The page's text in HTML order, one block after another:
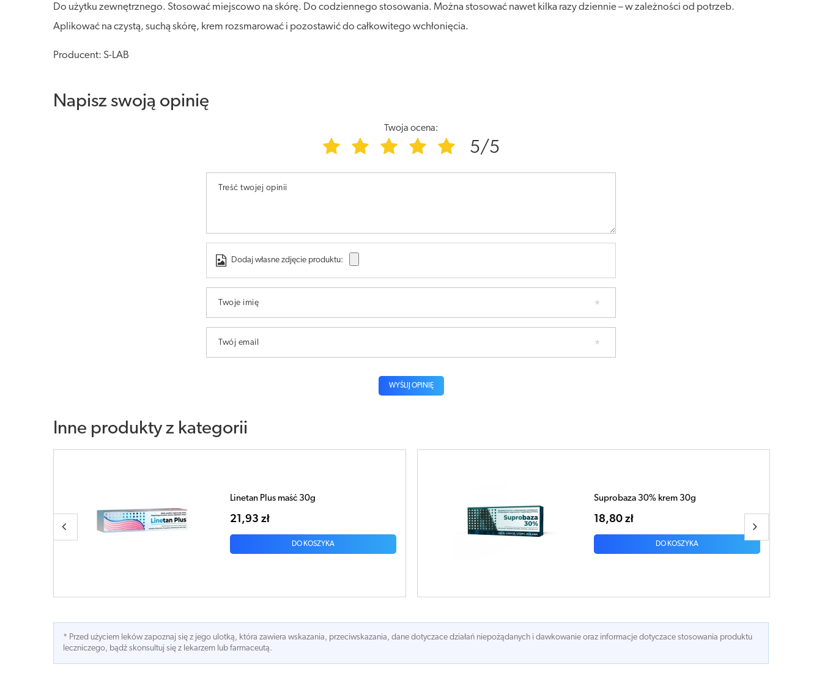
Do użytku zewnętrznego. Stosować miejscowo na skórę. Do codziennego stosowania. Można stosować nawet kilka razy dziennie – w zależności od potrzeb.
Aplikować na czystą, suchą skórę, krem rozsmarować i pozostawić do całkowitego wchłonięcia.
Producent: S-LAB
Napisz swoją opinię
Twoja ocena:
5/5
Treść twojej opinii
Dodaj własne zdjęcie produktu:
Twoje imię
Twój email
WYŚLIJ OPINIĘ
Inne produkty z kategorii
Suprobaza 30% krem 30g
18,80 zł
DO KOSZYKA
Suprobaza 50% krem 30g
21,39 zł
DO KOSZYKA
* Przed użyciem leków zapoznaj się z jego ulotką, która zawiera wskazania, przeciwskazania, dane dotyczace działań niepożądanych i dawkowanie oraz informacje dotyczace stosowania produktu
leczniczego, bądź skonsultuj się z lekarzem lub farmaceutą.